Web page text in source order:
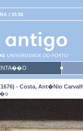
/ 05:58
- Costa, Ant�nio